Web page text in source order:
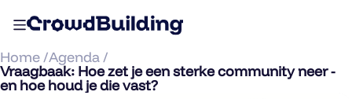
Home /Agenda /
Vraagbaak: Hoe zet je een sterke community neer -
en hoe houd je die vast?